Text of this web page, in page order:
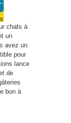
chats à
un
avez un
pour
lance
de
bon à